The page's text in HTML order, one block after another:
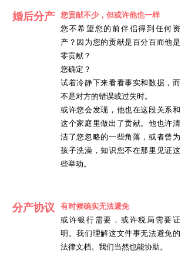
​婚后分产
您贡献不少，但或许他也一样
您不希望您的前伴侣得到任何资
产？因为您的贡献是百分百而他是
零贡献？
您确定？
试着冷静下来看看事实和数据，而
不是对方的错误或过失时。
或许您会发现，他也在这段关系和
这个家庭里做出了贡献。他也许清
洁了您忽略的一些角落，或者曾为
孩子洗澡，知识您不在那里见证这
些举动。
分产协议
有时候确实无法避免
或许银行需要，或许税局需要证
明。我们理解这文件事无法避免的
法律文档。我们当然也能协助。